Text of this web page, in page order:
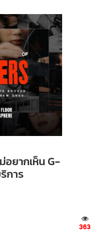
อยากเห็น G-
การ
363